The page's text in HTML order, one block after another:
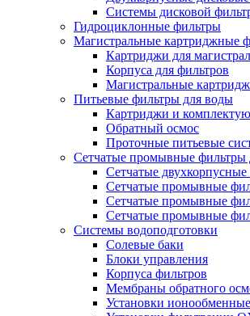
Системы дисковой
Гидроциклонные фильтры
Магистральные картриджные
Картриджи для
Корпуса для фильтров
Магистральные
Питьевые фильтры для воды
Картриджи и
Обратный осмос
Проточные питьевые
Сетчатые промывные фильтры
Сетчатые
Сетчатые промывные
Сетчатые промывные
Сетчатые промывные
Системы водоподготовки
Солевые баки
Блоки управления
Корпуса фильтров
Мембраны обратного
Установки ионообменные